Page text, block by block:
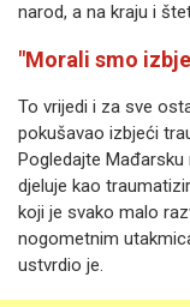
narod, a na kraju i
"Morali smo
To vrijedi i za sve
pokušavao izbjeći
Pogledajte
djeluje kao
koji je svako malo
nogometnim
ustvrdio je.